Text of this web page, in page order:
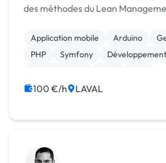
des méthodes du Lean
plateformes web (Symfony) et
mob...
Application mobile Arduino
PHP
Symfony
Gestion de documents (GED)
100 €/h LAVAL